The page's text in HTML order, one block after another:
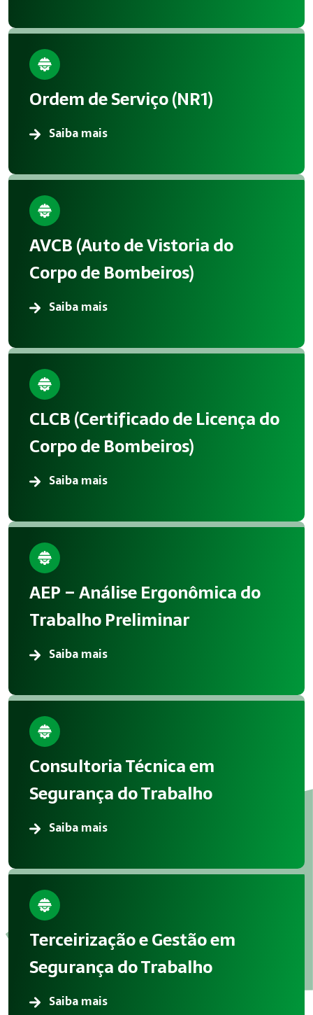
Ordem de Serviço (NR1)
Saiba mais
AVCB (Auto de Vistoria do
Corpo de Bombeiros)
Saiba mais
CLCB (Certificado de Licença do
Corpo de Bombeiros)
Saiba mais
AEP – Análise Ergonômica do
Trabalho Preliminar
Saiba mais
Consultoria Técnica em
Segurança do Trabalho
Saiba mais
Terceirização e Gestão em
Segurança do Trabalho
Saiba mais